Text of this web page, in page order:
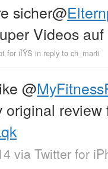
sicher@
Videos
for iÎŸS in reply to ch_marti
@
via Twitter for